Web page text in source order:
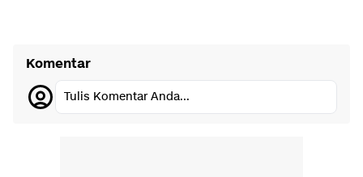
Komentar
Tulis Komentar Anda...